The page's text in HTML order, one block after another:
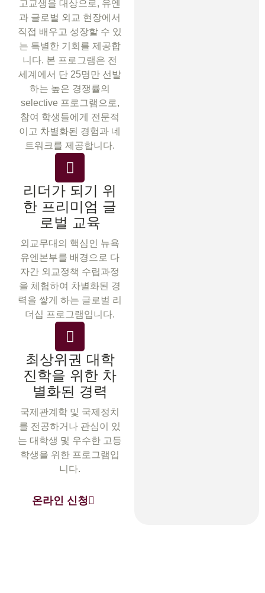
고교생을 대상으로, 유엔
과 글로벌 외교 현장에서
직접 배우고 성장할 수 있
는 특별한 기회를 제공합
니다. 본 프로그램은 전
세계에서 단 25명만 선발
하는 높은 경쟁률의
selective 프로그램으로,
참여 학생들에게 전문적
이고 차별화된 경험과 네
트워크를 제공합니다.
리더가 되기 위
한 프리미엄 글
로벌 교육
외교무대의 핵심인 뉴욕
유엔본부를 배경으로 다
자간 외교정책 수립과정
을 체험하여 차별화된 경
력을 쌓게 하는 글로벌 리
더십 프로그램입니다.
최상위권 대학
진학을 위한 차
별화된 경력
국제관계학 및 국제정치
를 전공하거나 관심이 있
는 대학생 및 우수한 고등
학생을 위한 프로그램입
니다.
온라인 신청